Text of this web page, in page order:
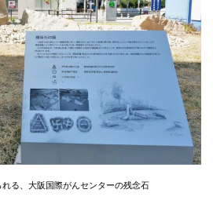
る、大阪国際がんセンターの残念石